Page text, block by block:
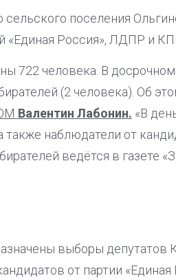
поселения
«Единая Россия», ЛДПР и
722 человека. В
(2 человека). Об
Валентин Лабонин. «В
наблюдатели от
ведётся в газете
выборы депутатов
от партии